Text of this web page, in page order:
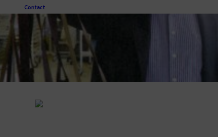
Contact